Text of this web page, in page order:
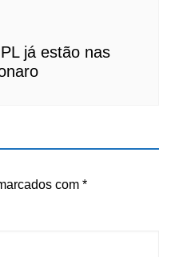
já estão nas
com *